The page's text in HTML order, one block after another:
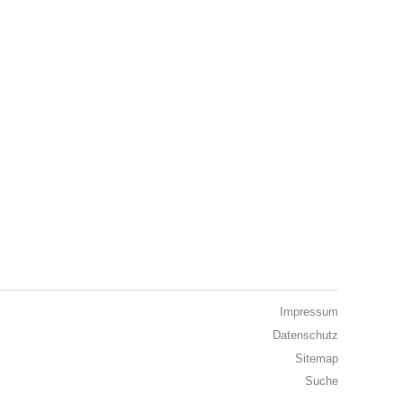
Impressum
Datenschutz
Sitemap
Suche